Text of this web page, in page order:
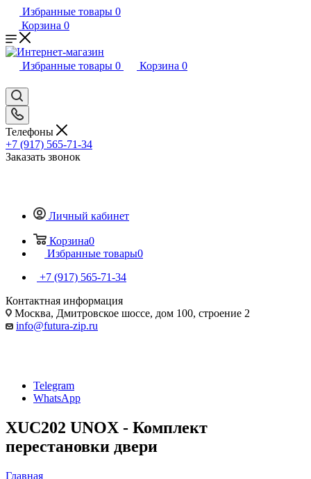
Избранные товары 0
Корзина 0
Избранные товары 0 Корзина 0
Телефоны
+7 (917) 565-71-34
Заказать звонок
Личный кабинет
Корзина0
Избранные товары0
+7 (917) 565-71-34
Контактная информация
Москва, Дмитровское шоссе, дом 100, строение 2
info@futura-zip.ru
Telegram
WhatsApp
XUC202 UNOX - Комплект
перестановки двери
Главная